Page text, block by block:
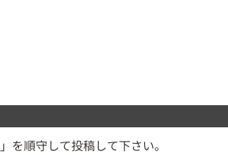
」を順守して投稿して下さい。